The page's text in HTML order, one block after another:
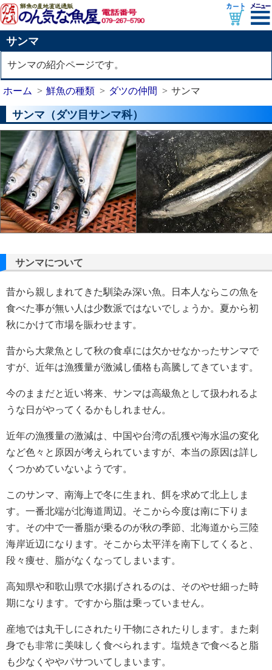
サンマ
サンマの紹介ページです。
ホーム 鮮魚の種類 ダツの仲間 サンマ
サンマ（ダツ目サンマ科）
サンマについて
昔から親しまれてきた馴染み深い魚。日本人ならこの魚を
食べた事が無い人は少数派ではないでしょうか。夏から初
秋にかけて市場を賑わせます。
昔から大衆魚として秋の食卓には欠かせなかったサンマで
すが、近年は漁獲量が激減し価格も高騰してきています。
今のままだと近い将来、サンマは高級魚として扱われるよ
うな日がやってくるかもしれません。
近年の漁獲量の激減は、中国や台湾の乱獲や海水温の変化
など色々と原因が考えられていますが、本当の原因は詳し
くつかめていないようです。
このサンマ、南海上で冬に生まれ、餌を求めて北上しま
す。一番北端が北海道周辺。そこから今度は南に下りま
す。その中で一番脂が乗るのが秋の季節、北海道から三陸
海岸近辺になります。そこから太平洋を南下してくると、
段々痩せ、脂がなくなってしまいます。
高知県や和歌山県で水揚げされるのは、そのやせ細った時
期になります。ですから脂は乗っていません。
産地では丸干しにされたり干物にされたりします。また刺
身でも非常に美味しく食べられます。塩焼きで食べると脂
も少なくややパサついてしまいます。